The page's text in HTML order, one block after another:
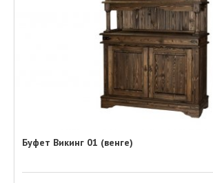
Буфет Викинг 01 (венге)